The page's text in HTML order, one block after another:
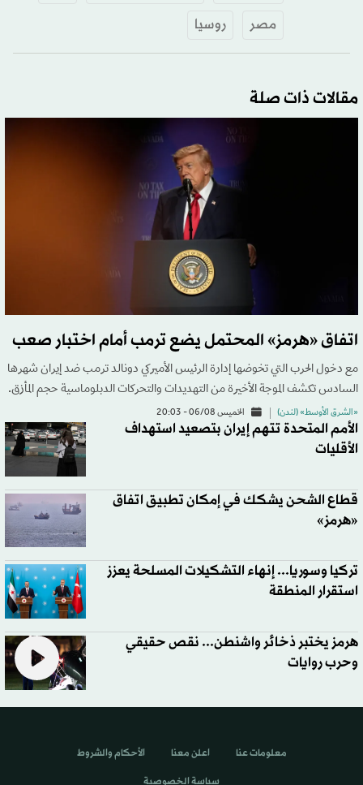
مصر
روسيا
مقالات ذات صلة
اتفاق «هرمز» المحتمل يضع ترمب أمام اختبار صعب
مع دخول الحرب التي تخوضها إدارة الرئيس الأميركي دونالد ترمب ضد إيران شهرها
السادس تكشف الموجة الأخيرة من التهديدات والتحركات الدبلوماسية حجم المأزق.
«الشرق الأوسط» (لندن) الخميس 06/08 - 20:03
الأمم المتحدة تتهم إيران بتصعيد استهداف
الأقليات
قطاع الشحن يشكك في إمكان تطبيق اتفاق
«هرمز»
تركيا وسوريا... إنهاء التشكيلات المسلحة يعزز
استقرار المنطقة
هرمز يختبر ذخائر واشنطن... نقص حقيقي
وحرب روايات
معلومات عنا اعلن معنا الأحكام والشروط
سياسة الخصوصية